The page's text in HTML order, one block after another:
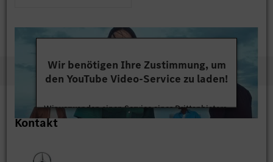
Wir benötigen Ihre Zustimmung, um
den YouTube Video-Service zu laden!
Wir verwenden einen Service eines Drittanbieters,
um Videoinhalte einzubetten. Dieser Service kann
Kontakt